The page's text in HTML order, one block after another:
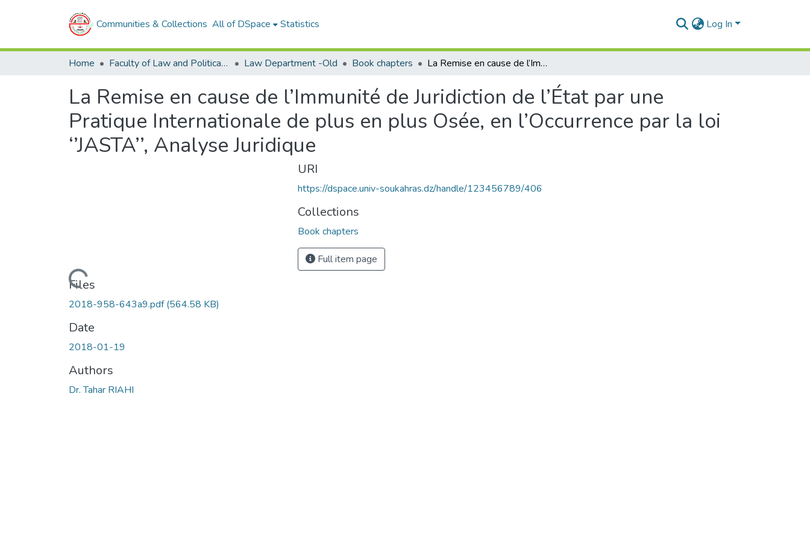
Communities & Collections All of DSpace Statistics Log In
Home Faculty of Law and Political Sciences Law Department -Old Book chapters La Remise en cause de l’Immunité de Juridiction de l’État par une Pratique Internationale de plus en plus Osée, en l’Occurrence par la loi ‘’JASTA’’, Analyse Juridique
La Remise en cause de l’Immunité de Juridiction de l’État par une
Pratique Internationale de plus en plus Osée, en l’Occurrence par la loi
‘’JASTA’’, Analyse Juridique
Loading...
Files
2018-958-643a9.pdf(564.58 KB)
Date
2018-01-19
Authors
Dr. Tahar RIAHI
URI
https://dspace.univ-soukahras.dz/handle/123456789/406
Collections
Book chapters
Full item page